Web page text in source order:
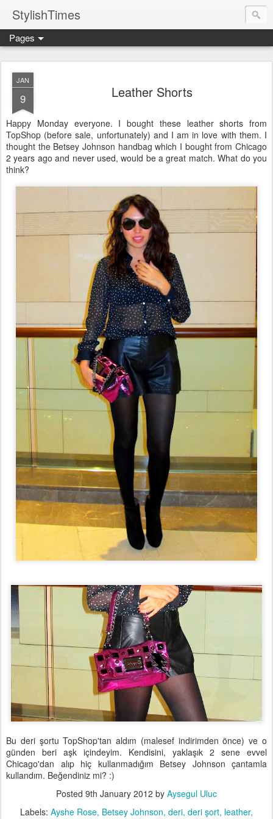
StylishTimes
Pages
JAN
9 Leather Shorts
Happy Monday everyone. I bought these leather shorts from
TopShop (before sale, unfortunately) and I am in love with them. I
thought the Betsey Johnson handbag which I bought from Chicago
2 years ago and never used, would be a great match. What do you
think?
Bu deri şortu TopShop'tan aldım (malesef indirimden önce) ve o
günden beri aşk içindeyim. Kendisini, yaklaşık 2 sene evvel
Chicago'dan alıp hiç kullanmadığım Betsey Johnson çantamla
kullandım. Beğendiniz mi? :)
Posted 9th January 2012 by Aysegul Uluc
Labels: Ayshe Rose Betsey Johnson deri deri şort leather